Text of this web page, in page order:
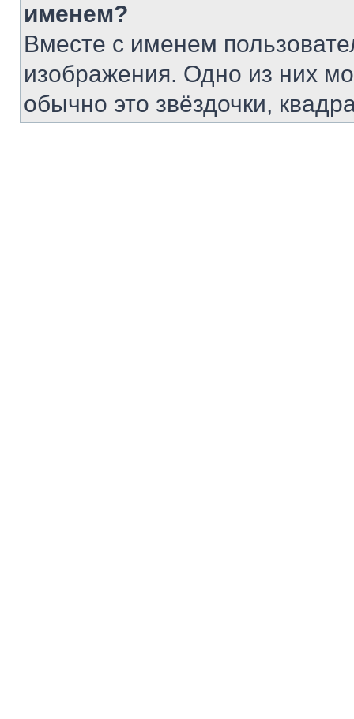
именем?
Вместе с именем
изображения. Одно из них
обычно это звёздочки,